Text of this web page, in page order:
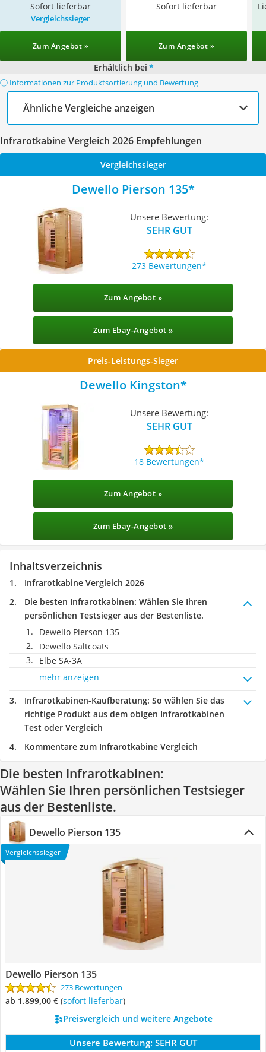
Sofort lieferbar Sofort lieferbar
Vergleichssieger
Zum Angebot » Zum Angebot »
Erhältlich bei *
ⓘ Informationen zur Produktsortierung und Bewertung
Ähnliche Vergleiche anzeigen
Infrarotkabine Vergleich 2026 Empfehlungen
Vergleichssieger
Dewello Pierson 135
Unsere Bewertung:
SEHR GUT
273 Bewertungen
Zum Angebot »
Zum Ebay-Angebot »
Preis-Leistungs-Sieger
Dewello Kingston
Unsere Bewertung:
SEHR GUT
18 Bewertungen
Zum Angebot »
Zum Ebay-Angebot »
Inhaltsverzeichnis
Infrarotkabine Vergleich 2026
Die besten Infrarotkabinen: Wählen Sie Ihren
persönlichen Testsieger aus der Bestenliste.
Dewello Pierson 135
Dewello Saltcoats
Elbe SA-3A
mehr anzeigen
Infrarotkabinen-Kaufberatung: So wählen Sie das
richtige Produkt aus dem obigen Infrarotkabinen
Test oder Vergleich
Kommentare zum Infrarotkabine Vergleich
Die besten Infrarotkabinen:
Wählen Sie Ihren persönlichen Testsieger
aus der Bestenliste.
Dewello Pierson 135
Vergleichssieger
Dewello Pierson 135
273 Bewertungen
ab 1.899,00 € ( Sofort lieferbar)
Preisvergleich und weitere Angebote
Unsere Bewertung: SEHR GUT